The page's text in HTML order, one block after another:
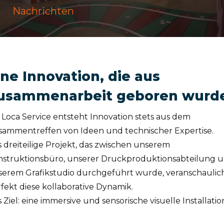
Nachrichten
Innovation, die aus
geboren
Loca Service entsteht Innovation stets aus dem
von Ideen und technischer Expertise.
dreiteilige Projekt, das zwischen unserem
unserer Druckproduktionsabteilung
Grafikstudio durchgeführt wurde,
diese kollaborative Dynamik.
Ziel: eine immersive und sensorische visuelle